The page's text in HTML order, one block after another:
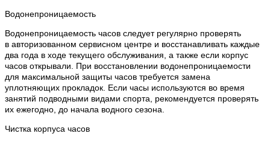
Водонепроницаемость
Водонепроницаемость часов следует регулярно проверять
в авторизованном сервисном центре и восстанавливать каждые
два года в ходе текущего обслуживания, а также если корпус
часов открывали. При восстановлении водонепроницаемости
для максимальной защиты часов требуется замена
уплотняющих прокладок. Если часы используются во время
занятий подводными видами спорта, рекомендуется проверять
их ежегодно, до начала водного сезона.
Чистка корпуса часов